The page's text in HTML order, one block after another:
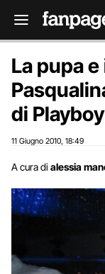
La pupa
di Playboy
11 Giugno 2010 18:49
A cura di alessia